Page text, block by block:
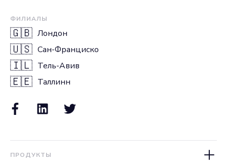
ФИЛИАЛЫ
🇬🇧 Лондон
🇺🇸 Сан-Франциско
🇮🇱 Тель-Авив
🇪🇪 Таллинн
ПРОДУКТЫ